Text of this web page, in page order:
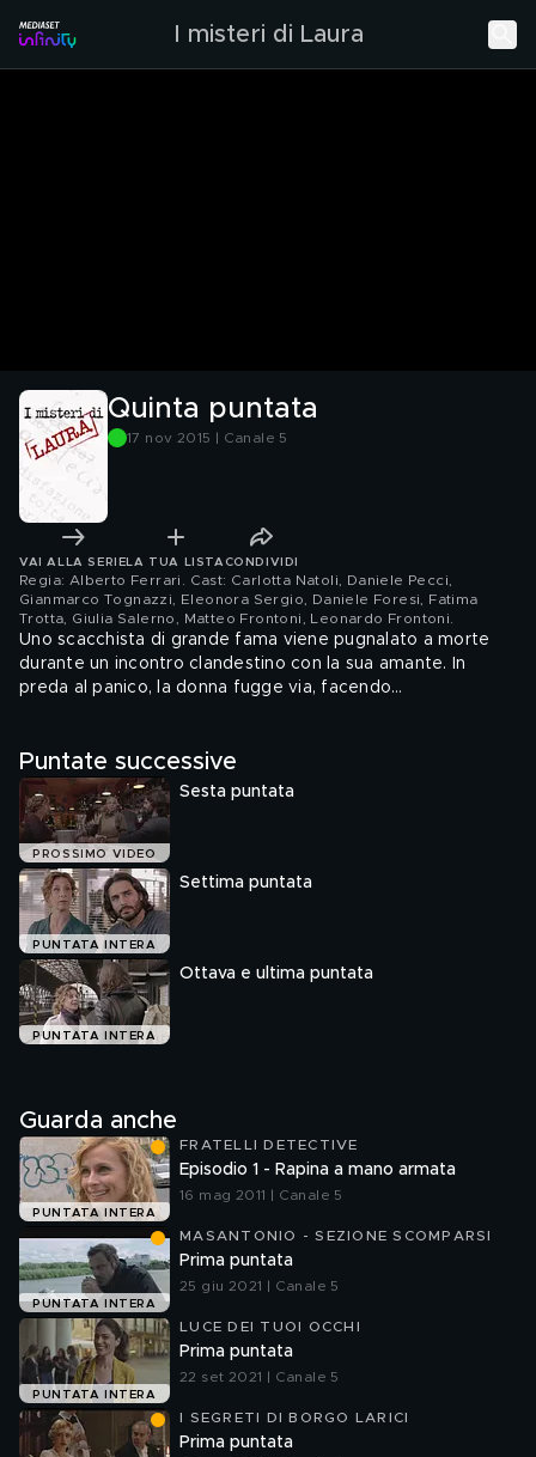
I misteri di Laura
Quinta puntata
17 nov 2015 | Canale 5
VAI ALLA SERIE LA TUA LISTA CONDIVIDI
Regia: Alberto Ferrari. Cast: Carlotta Natoli, Daniele Pecci,
Gianmarco Tognazzi, Eleonora Sergio, Daniele Foresi, Fatima
Trotta, Giulia Salerno, Matteo Frontoni, Leonardo Frontoni
Uno scacchista di grande fama viene pugnalato a morte
durante un incontro clandestino con la sua amante. In
preda al panico, la donna fugge via, facendo
convinta dell' innocenza della donna, e comincia ad
indagare.Ma c'e' un altro mistero ancora da risolvere: con
chi avra' passato la notte Laura?
Puntate successive
PROSSIMO VIDEO
Sesta puntata
PUNTATA INTERA
Settima puntata
PUNTATA INTERA
Ottava e ultima puntata
Guarda anche
PUNTATA INTERA
FRATELLI DETECTIVE
Episodio 1 - Rapina a mano armata
16 mag 2011 | Canale 5
PUNTATA INTERA
MASANTONIO - SEZIONE SCOMPARSI
Prima puntata
25 giu 2021 | Canale 5
PUNTATA INTERA
LUCE DEI TUOI OCCHI
Prima puntata
22 set 2021 | Canale 5
I SEGRETI DI BORGO LARICI
Prima puntata